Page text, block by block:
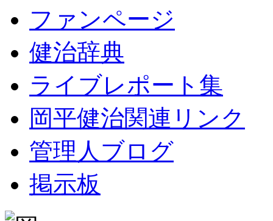
ファンページ
健治辞典
ライブレポート集
岡平健治関連リンク
管理人ブログ
掲示板